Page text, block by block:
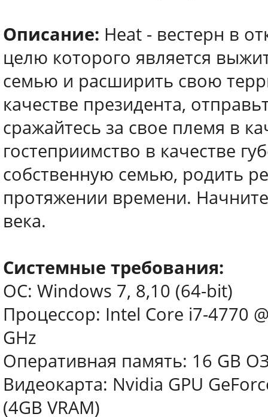
Описание: Heat - вестерн в
целю которого является
семью и расширить свою
качестве президента,
сражайтесь за свое племя в
гостеприимство в качестве
собственную семью, родить
протяжении времени.
века.
Системные требования:
ОС: Windows 7, 8,10 (64-bit)
Процессор: Intel Core i7-4770
GHz
Оперативная память: 16 GB
Видеокарта: Nvidia GPU
(4GB VRAM)